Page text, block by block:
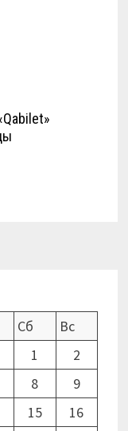
Сб
Вс
1
2
8
9
15
16